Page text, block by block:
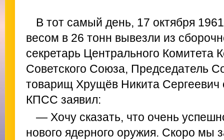
В тот самый день, 17 октября 1961
весом в 26 тонн вывезли из
секретарь Центрального Комитета
Советского Союза, Председатель
товарищ Хрущёв Никита Сергеевич
КПСС заявил:
— Хочу сказать, что очень
нового ядерного оружия. Скоро мы